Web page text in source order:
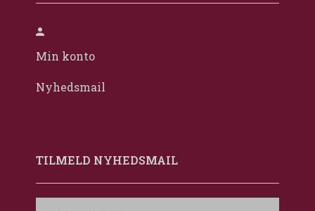
Min konto
Nyhedsmail
TILMELD NYHEDSMAIL